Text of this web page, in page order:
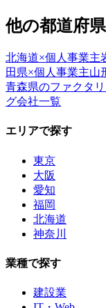
他の都道府
北海道×個人事業主
田県×個人事業主山
青森県のファクタ
グ会社一覧
エリアで探す
東京
大阪
愛知
福岡
北海道
神奈川
業種で探す
建設業